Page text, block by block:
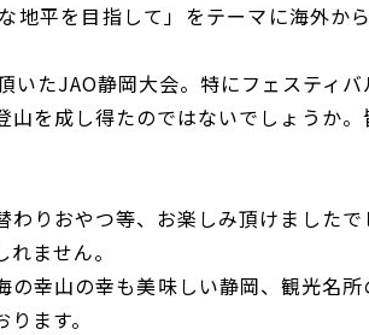
平を目指して」をテーマに海外か
たJAO静岡大会。特にフェスティ
を成し得たのではないでしょうか
りおやつ等、お楽しみ頂けました
ません。
幸山の幸も美味しい静岡、観光名
ます。